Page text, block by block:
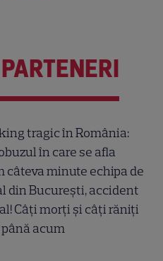
tragic în România:
în care se afla
câteva minute echipa de
din București, accident
Câți morți și câți răniți
acum